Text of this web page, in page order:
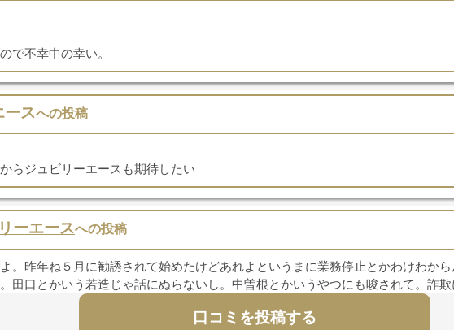
で不幸中の幸い。
ースへの投稿
らジュビリーエースも期待したい
ーエースへの投稿
。昨年ね５月に勧誘されて始めたけどあれよというまに業務停止とかわけわか
田口とかいう若造じゃ話にぬらないし。中曽根とかいうやつにも唆されて。詐
口コミを投稿する